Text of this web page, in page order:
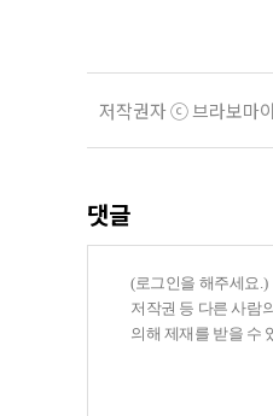
저작권자 ⓒ 브라보마
댓글